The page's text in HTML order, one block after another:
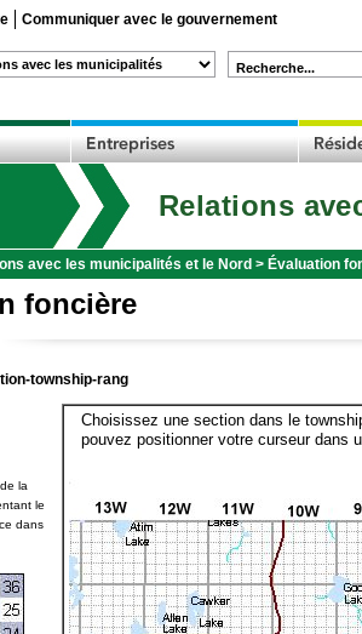
Communiquer avec le gouvernement
Recherche...
Relations
avec les municipalités et le Nord > Évaluation
foncière
township-rang
la
le
dans
Choisissez une section dans le
pouvez positionner votre curseur dans